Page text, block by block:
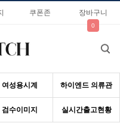
쿠폰존 장바구니
0
여성용시계 하이엔드 의류관
검수이미지 실시간출고현황